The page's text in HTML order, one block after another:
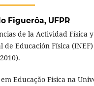
Figuerôa, UFPR
de la Actividad Física
de Educación Física
Educação Física na